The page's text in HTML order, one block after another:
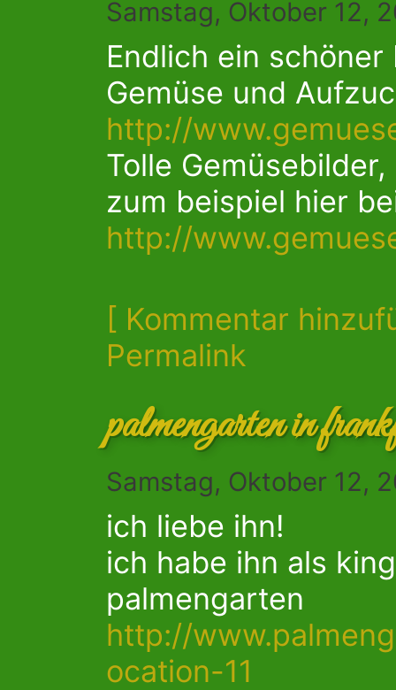
Samstag, Oktober 12,
Endlich ein
Gemüse und
http://
Tolle
zum beispiel hier
http://
[ Kommentar
Permalink
palmengarten in
Samstag, Oktober 12,
ich liebe ihn!
ich habe ihn als
palmengarten
http://
ocation-11